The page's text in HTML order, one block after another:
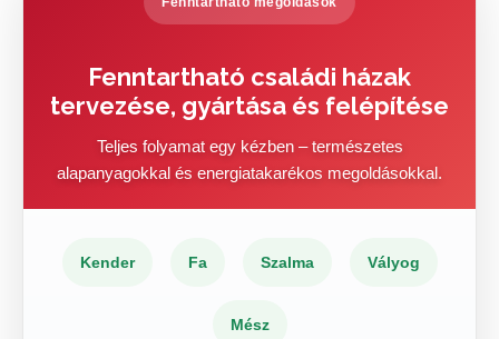
Fenntartható családi házak
tervezése, gyártása és felépítése
Teljes folyamat egy kézben – természetes
alapanyagokkal és energiatakarékos megoldásokkal.
Kender Fa Szalma Vályog
Mész